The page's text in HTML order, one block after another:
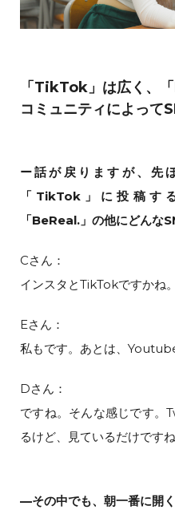
「TikTok」は広く、
コミュニティによって
ー話が戻りますが、先
「TikTok」に投稿す
「BeReal.」の他にどんな
Cさん：
インスタとTikTokですかね。
Eさん：
私もです。あとは、
Dさん：
ですね。そんな感じです。
るけど、見ているだけですね
—その中でも、朝一番に開